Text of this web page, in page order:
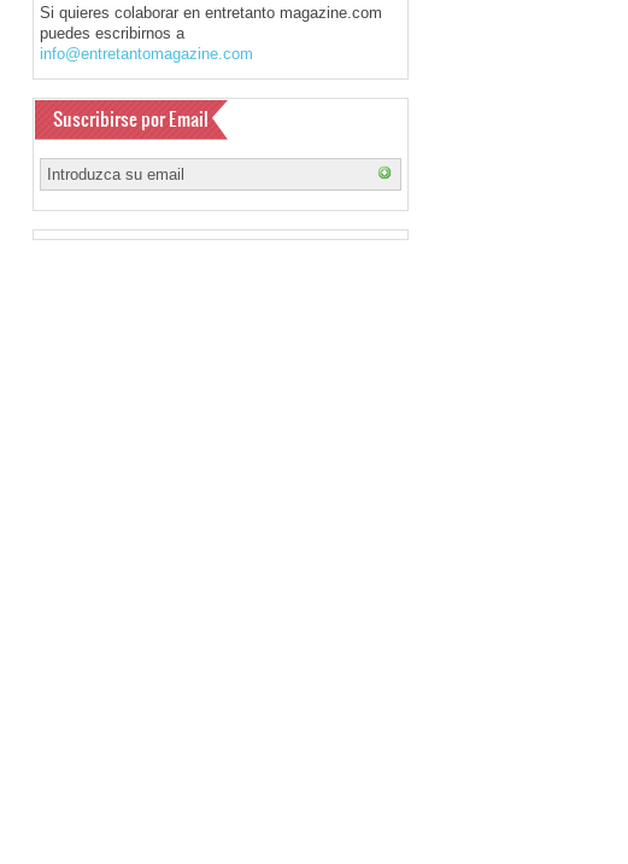
Si quieres colaborar en entretanto magazine.com
puedes escribirnos a
info@entretantomagazine.com
Suscribirse por Email